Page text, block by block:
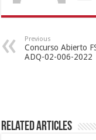
Previous
Concurso Abierto
ADQ-02-006-2022
Related Articles